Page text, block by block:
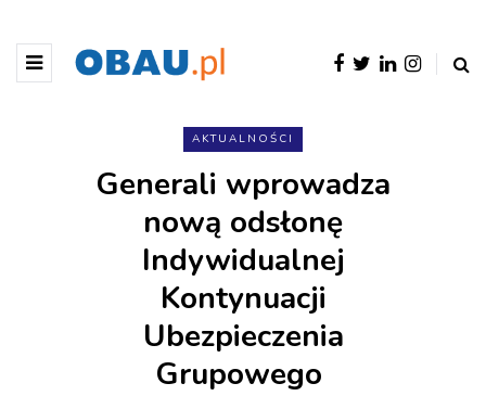
AKTUALNOŚCI
Generali wprowadza
nową odsłonę
Indywidualnej
Kontynuacji
Ubezpieczenia
Grupowego